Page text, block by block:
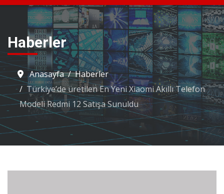
Haberler
Anasayfa
Haberler
Türkiye’de üretilen En Yeni Xiaomi Akıllı Telefon
Modeli Redmi 12 Satışa Sunuldu